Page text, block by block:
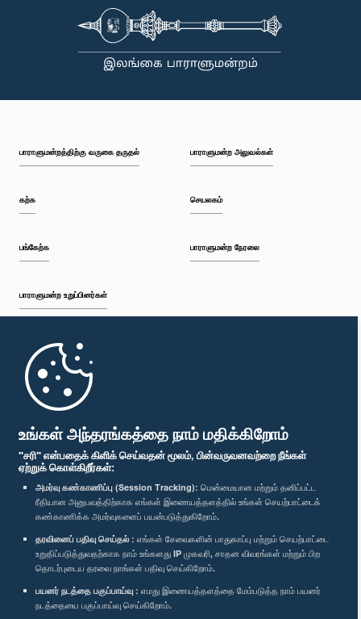
உங்கள் அந்தரங்கத்தை நாம் மதிக்கிறோம்
"சரி" என்பதைக் கிளிக் செய்வதன் மூலம், பின்வருவனவற்றை நீங்கள்
ஏற்றுக் கொள்கிறீர்கள்:
அமர்வு கண்காணிப்பு (Session Tracking): மென்மையான மற்றும் தனிப்பட்ட
ரீதியான அனுபவத்திற்காக எங்கள் இணையத்தளத்தில் உங்கள் செயற்பாட்டைக்
கண்காணிக்க அமர்வுகளைப் பயன்படுத்துகிறோம்.
தரவினைப் பதிவு செய்தல் : எங்கள் சேவைகளின் பாதுகாப்பு மற்றும் செயற்பாட்டை
உறுதிப்படுத்துவதற்காக நாம் உங்களது IP முகவரி, சாதன விவரங்கள் மற்றும் பிற
தொடர்புடைய தரவை நாங்கள் பதிவு செய்கிறோம்.
பயனர் நடத்தை பகுப்பாய்வு : எமது இணையத்தளத்தை மேம்படுத்த நாம் பயனர்
நடத்தையை பகுப்பாய்வு செய்கிறோம்.
பாராளுமன்றத்திற்கு வருகை தருதல்
கற்க
பங்கேற்க
பாராளுமன்ற உறுப்பினர்கள்
முதற்பக்கம்
பாராளுமன்ற அலுவல்கள்
செயலகம்
பாராளுமன்ற நேரலை
பாராளுமன்ற கையடக்க செயலி
எம்மை பின்தொடர்க :
விருதுகள்
தனியுரிமைக் கொள்கை